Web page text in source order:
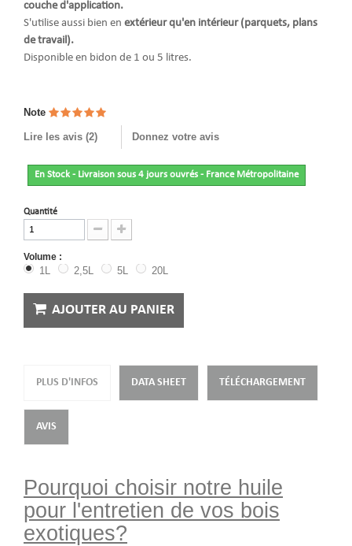
couche d'application.
S'utilise aussi bien en extérieur qu'en intérieur (parquets, plans
de travail).
Disponible en bidon de 1 ou 5 litres.
Note
Lire les avis (2) Donnez votre avis
En Stock - Livraison sous 4 jours ouvrés - France Métropolitaine
Quantité
Volume :
1L 2,5L 5L 20L
AJOUTER AU PANIER
PLUS D'INFOS DATA SHEET TÉLÉCHARGEMENT
AVIS
Pourquoi choisir notre huile
pour l'entretien de vos bois
exotiques?